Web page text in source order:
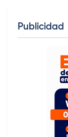
Publicidad